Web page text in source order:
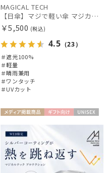
MAGICAL TECH
【日傘】マジで軽い傘 マジカルテックプロテクション(MAGICAL TECH PROTECTION) 50cm 晴雨兼用傘自動開閉折りたたみ日傘 一級遮光100% UV 軽量 機能性 人気
￥5,500 (税込)
4.5 （23）
＃遮光100%
＃軽量
＃晴雨兼用
＃ワンタッチ
＃UVカット
載商品
向け